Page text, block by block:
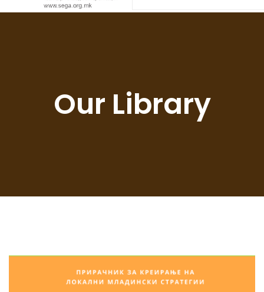
Our Library